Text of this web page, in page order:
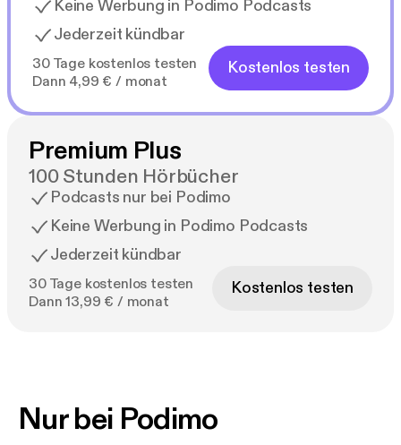
Keine Werbung in Podimo Podcasts
Jederzeit kündbar
30 Tage kostenlos testen
Dann 4,99 € / monat
Kostenlos testen
Premium Plus
100 Stunden Hörbücher
Podcasts nur bei Podimo
Keine Werbung in Podimo Podcasts
Jederzeit kündbar
30 Tage kostenlos testen
Dann 13,99 € / monat
Kostenlos testen
Nur bei Podimo